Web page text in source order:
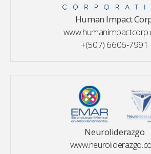
Human Impact
+(507) 6606-7991
Neuroliderazgo